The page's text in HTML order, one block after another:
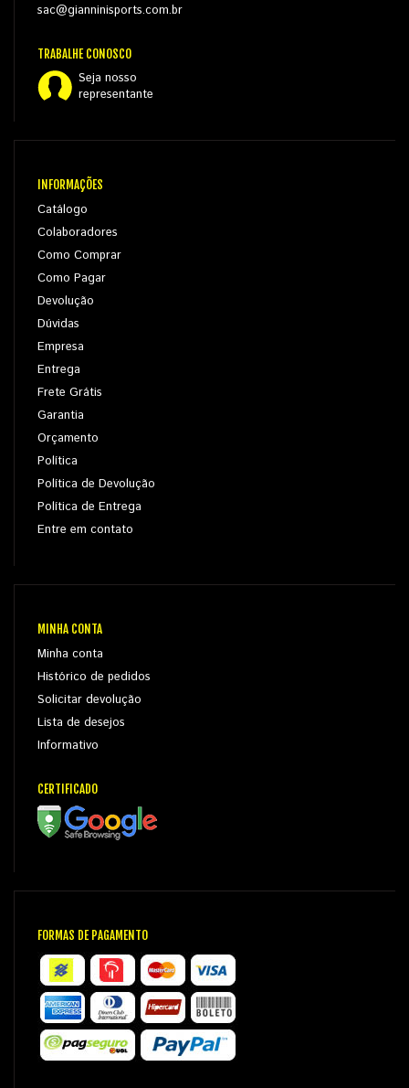
sac@gianninisports.com.br
TRABALHE CONOSCO
Seja nosso
representante
INFORMAÇÕES
Catálogo
Colaboradores
Como Comprar
Como Pagar
Devolução
Dúvidas
Empresa
Entrega
Frete Grátis
Garantia
Orçamento
Política
Política de Devolução
Política de Entrega
Entre em contato
MINHA CONTA
Minha conta
Histórico de pedidos
Solicitar devolução
Lista de desejos
Informativo
CERTIFICADO
FORMAS DE PAGAMENTO